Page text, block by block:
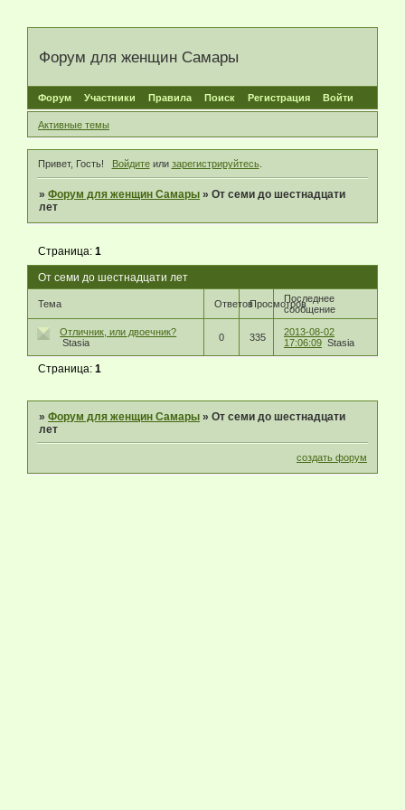
Форум для женщин Самары
Форум Участники Правила Поиск Регистрация Войти
Активные темы
Привет, Гость! Войдитеили зарегистрируйтесь.
»Форум для женщин Самары »От семи до шестнадцати
лет
От семи до шестнадцати лет
Страница:1
Тема ОтветовПросмотровПоследнее
сообщение
Отличник, или двоечник?
Stasia
0 335
2013-08-02
17:06:09 Stasia
Страница:1
»Форум для женщин Самары »От семи до шестнадцати
лет
создать форум